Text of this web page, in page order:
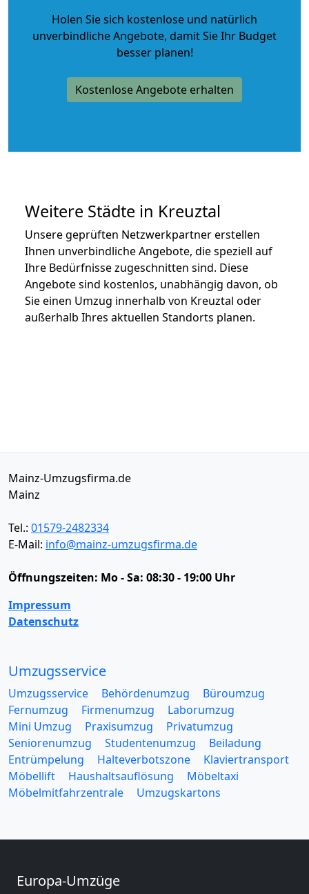
Holen Sie sich kostenlose und natürlich
unverbindliche Angebote, damit Sie Ihr Budget
besser planen!
Kostenlose Angebote erhalten
Weitere Städte in Kreuztal
Unsere geprüften Netzwerkpartner erstellen
Ihnen unverbindliche Angebote, die speziell auf
Ihre Bedürfnisse zugeschnitten sind. Diese
Angebote sind kostenlos, unabhängig davon, ob
Sie einen Umzug innerhalb von Kreuztal oder
außerhalb Ihres aktuellen Standorts planen.
Mainz-Umzugsfirma.de
Mainz
Tel.: 01579-2482334
E-Mail: info@mainz-umzugsfirma.de
Öffnungszeiten: Mo - Sa: 08:30 - 19:00 Uhr
Impressum
Datenschutz
Umzugsservice
Umzugsservice Behördenumzug
Büroumzug
Fernumzug
Firmenumzug
Laborumzug
Mini Umzug
Praxisumzug
Privatumzug
Seniorenumzug
Studentenumzug
Beiladung
Entrümpelung
Halteverbotszone
Klaviertransport
Möbellift
Haushaltsauflösung
Möbeltaxi
Möbelmitfahrzentrale
Umzugskartons
Europa-Umzüge